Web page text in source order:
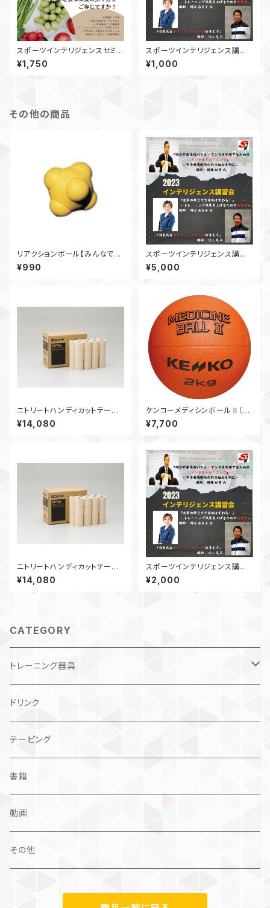
スポーツインテリジェンスセミナ
ー トレーナーがこれだけは伝
えたい！食事の超基本 後編
¥1,750
スポーツインテリジェンス講習
会2023 メンタルセミナー前編
【動画】
¥1,000
その他の商品
リアクションボール【みんなでト
レーニング★】
¥990
スポーツインテリジェンス講習
会2023 ウォーミングアップセ
ミナー【動画】
¥5,000
ニトリートハンディカットテープ5
0mm(24本) 【しっかりセルフケ
ア】
¥14,080
ケンコーメディシンボールⅡ（2K
g）【強くなるトレーニング！】
¥7,700
ニトリートハンディカットテープ7
5mm(16本) 【しっかりセルフケ
ア】
¥14,080
スポーツインテリジェンス講習
会2023 メンタルセミナー中編
【動画】
¥2,000
CATEGORY
トレーニング器具
強くなる
メンタル
みんなで
お家で
ドリンク
テーピング
書籍
動画
その他